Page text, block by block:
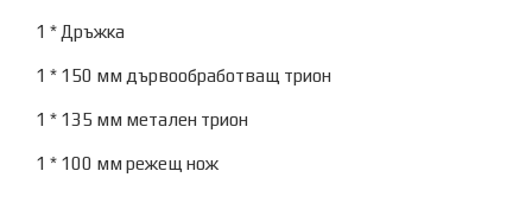
1 * Дръжка
1 * 150 мм дървообработващ трион
1 * 135 мм метален трион
1 * 100 мм режещ нож